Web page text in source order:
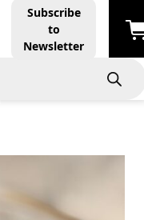
Subscribe
to
Newsletter